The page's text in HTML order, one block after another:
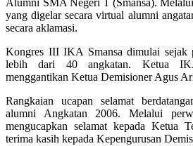
Alumni SMA Negeri 1 (Smansa).
yang digelar secara virtual alumni
secara aklamasi.
Kongres III IKA Smansa dimulai
lebih dari 40 angkatan. Ketua
menggantikan Ketua Demisioner Agus
Rangkaian ucapan selamat
alumni Angkatan 2006. Melalui
mengucapkan selamat kepada Ketua
terima kasih kepada Kepengurusan